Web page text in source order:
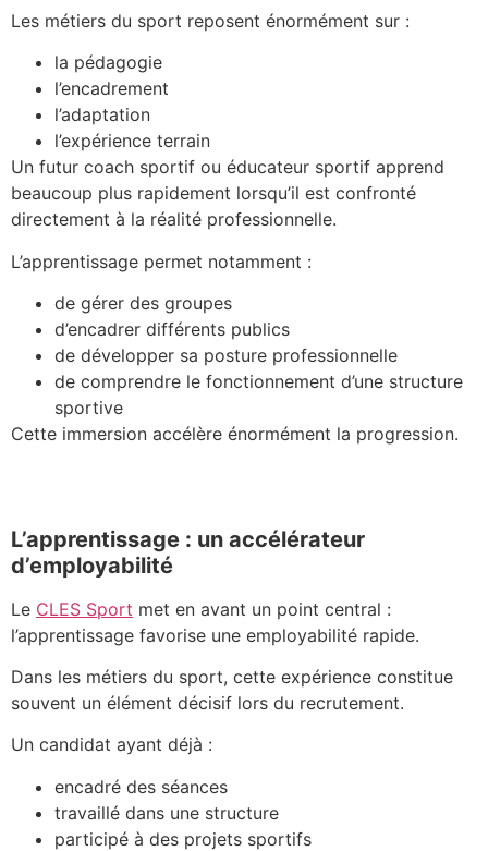
Les métiers du sport reposent énormément sur :
la pédagogie
l’encadrement
l’adaptation
l’expérience terrain
Un futur coach sportif ou éducateur sportif apprend
beaucoup plus rapidement lorsqu’il est confronté
directement à la réalité professionnelle.
L’apprentissage permet notamment :
de gérer des groupes
d’encadrer différents publics
de développer sa posture professionnelle
de comprendre le fonctionnement d’une structure
sportive
Cette immersion accélère énormément la progression.
L’apprentissage : un accélérateur
d’employabilité
Le CLES Sport met en avant un point central :
l’apprentissage favorise une employabilité rapide.
Dans les métiers du sport, cette expérience constitue
souvent un élément décisif lors du recrutement.
Un candidat ayant déjà :
encadré des séances
travaillé dans une structure
participé à des projets sportifs